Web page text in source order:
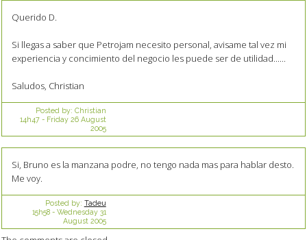
Querido D.
Si llegas a saber que Petrojam necesito personal, avisame tal vez mi
experiencia y concimiento del negocio les puede ser de utilidad......
Saludos, Christian
Posted by: Christian
14h47- Friday 26 August
2005
Si, Bruno es la manzana podre, no tengo nada mas para hablar desto.
Me voy.
Posted by: Tadeu
15h58- Wednesday 31
August 2005